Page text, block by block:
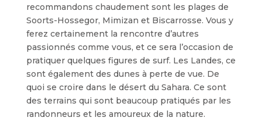
recommandons chaudement sont les plages de
Soorts-Hossegor, Mimizan et Biscarrosse. Vous y
ferez certainement la rencontre d’autres
passionnés comme vous, et ce sera l’occasion de
pratiquer quelques figures de surf. Les Landes, ce
sont également des dunes à perte de vue. De
quoi se croire dans le désert du Sahara. Ce sont
des terrains qui sont beaucoup pratiqués par les
randonneurs et les amoureux de la nature.